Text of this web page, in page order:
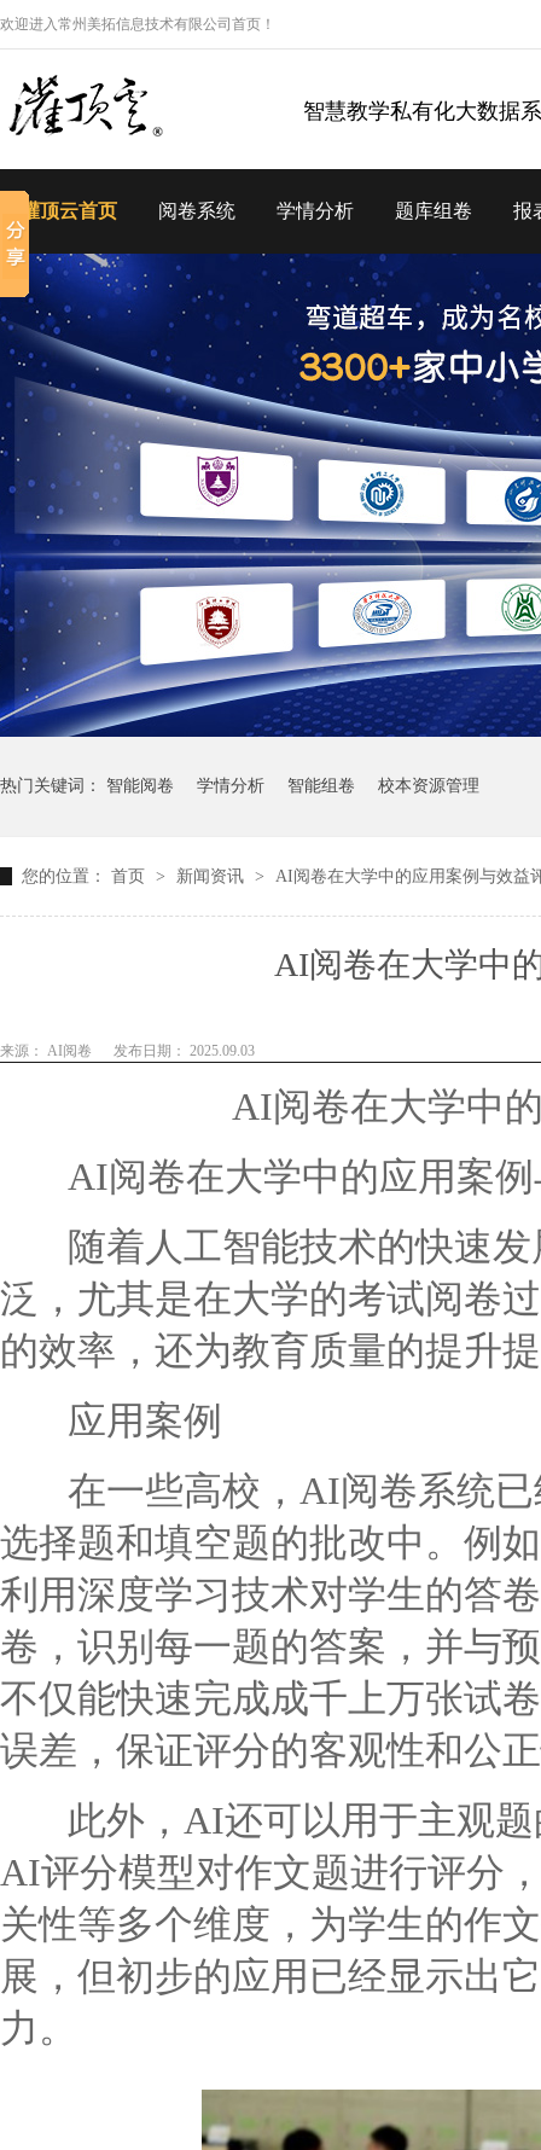
欢迎进入常州美拓信息技术有限公司首页！
智慧教学私有化大数据
灌顶云首页 阅卷系统 学情分析 题库组卷 报
热门关键词： 智能阅卷 学情分析 智能组卷 校本资源管理
您的位置： 首页 > 新闻资讯 > AI阅卷在大学中的应用案例与效益
AI阅卷在大学中
来源： AI阅卷 发布日期： 2025.09.03
AI阅卷在大学中
AI阅卷在大学中的应用案例
随着人工智能技术的快速发
泛，尤其是在大学的考试阅卷
的效率，还为教育质量的提升
应用案例
在一些高校，AI阅卷系统已
选择题和填空题的批改中。例
利用深度学习技术对学生的答
卷，识别每一题的答案，并与
不仅能快速完成成千上万张试
误差，保证评分的客观性和公
此外，AI还可以用于主观题
AI评分模型对作文题进行评分
关性等多个维度，为学生的作
展，但初步的应用已经显示出
力。